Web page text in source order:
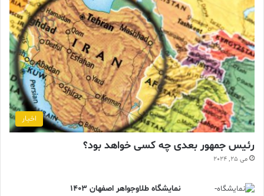
اخبار
رئیس جمهور بعدی چه کسی خواهد بود؟
می 25, 2024
نمایشگاه طلاوجواهر اصفهان 1403